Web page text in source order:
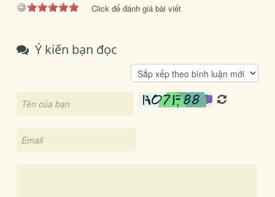
Click để đánh giá bài viết
Ý kiến bạn đọc